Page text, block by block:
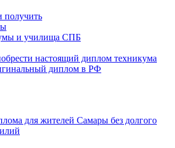
получить
и училища СПБ
настоящий диплом техникума
диплом в РФ
для жителей Самары без долгого